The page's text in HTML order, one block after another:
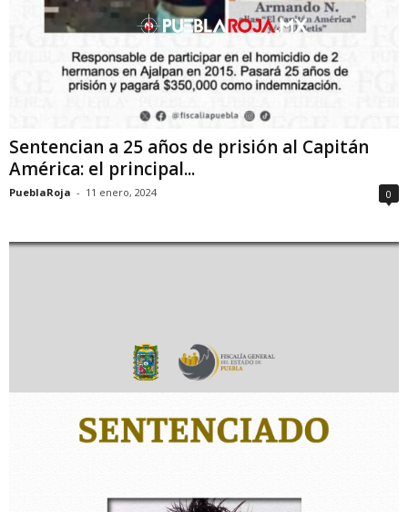
Sentencian a 25 años de prisión al Capitán
América: el principal...
PueblaRoja - 11 enero, 2024 0